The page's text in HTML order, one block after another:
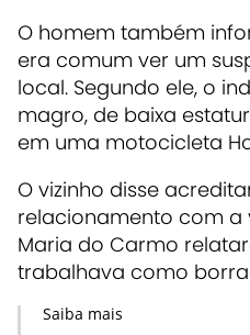
O homem também
era comum ver um
local. Segundo ele, o
magro, de baixa
em uma motocicleta
O vizinho disse
relacionamento com a
Maria do Carmo
trabalhava como
Saiba mais